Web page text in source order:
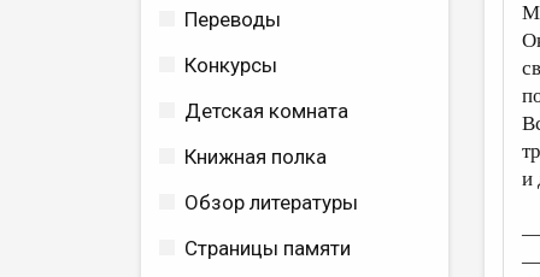
Переводы
Конкурсы
Детская комната
Книжная полка
Обзор литературы
Страницы памяти
и
—
—